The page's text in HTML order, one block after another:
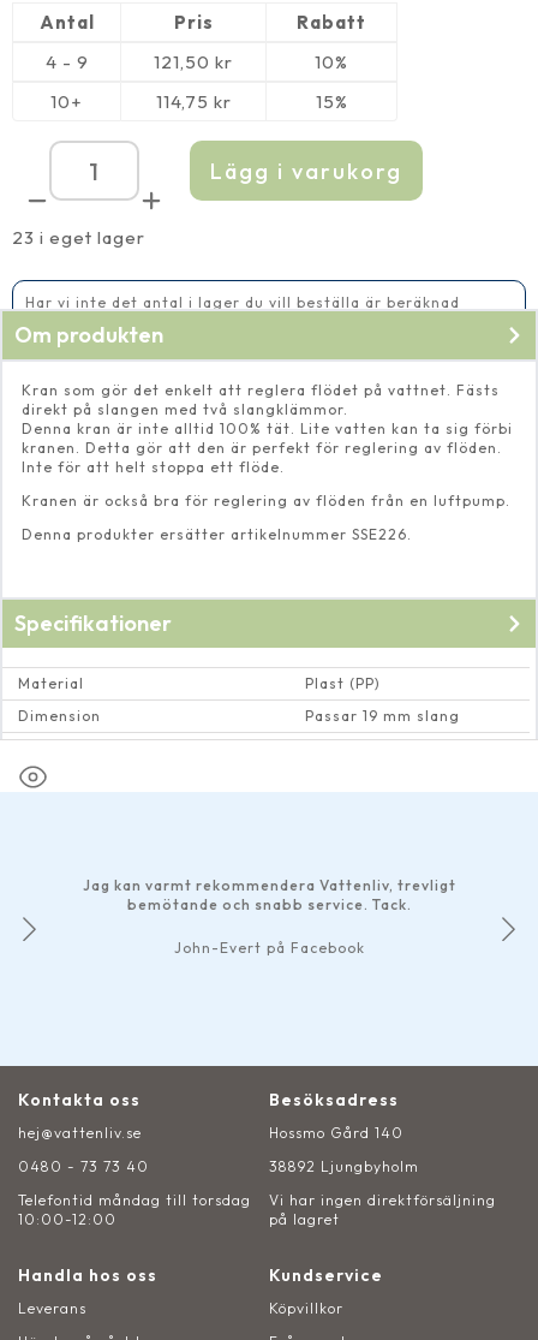
Antal Pris
Rabatt
4 - 9
121,50 kr
10%
10+
114,75 kr 15%
23 i eget lager
Kran
slanganslutning
mm
mängd
Lägg i varukorg
Har vi inte det antal i lager du vill beställa är beräknad
Om produkten
Kran som gör det enkelt att reglera flödet på vattnet. Fästs
direkt på slangen med två slangklämmor.
Denna kran är inte alltid 100% tät. Lite vatten kan ta sig förbi
kranen. Detta gör att den är perfekt för reglering av flöden.
Inte för att helt stoppa ett flöde.
Kranen är också bra för reglering av flöden från en luftpump.
Denna produkter ersätter artikelnummer SSE226.
Specifikationer
Material
Plast (PP)
Dimension
Passar 19 mm slang
Jag kan varmt rekommendera Vattenliv, trevligt
bemötande och snabb service. Tack.
John-Evert på Facebook
Kontakta oss
hej@vattenliv.se
0480 - 73 73 40
Telefontid måndag till torsdag
10:00-12:00
Besöksadress
Hossmo Gård 140
38892 Ljungbyholm
Vi har ingen direktförsäljning
på lagret
Handla hos oss
Leverans
Kundservice
Köpvillkor